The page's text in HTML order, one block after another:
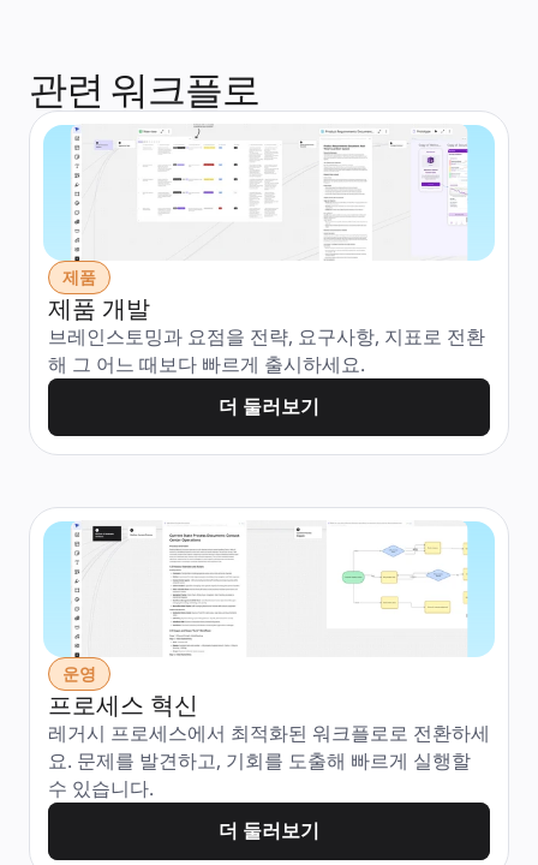
관련 워크플로
제품
제품 개발
브레인스토밍과 요점을 전략, 요구사항, 지표로 전환
해 그 어느 때보다 빠르게 출시하세요.
더 둘러보기
운영
프로세스 혁신
레거시 프로세스에서 최적화된 워크플로로 전환하세
요. 문제를 발견하고, 기회를 도출해 빠르게 실행할
수 있습니다.
더 둘러보기